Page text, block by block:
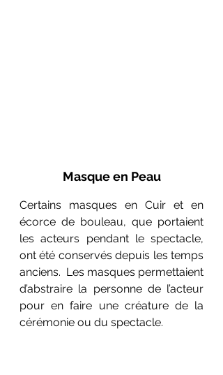
Masque en Peau
Certains masques en Cuir et en
écorce de bouleau, que portaient
les acteurs pendant le spectacle,
ont été conservés depuis les temps
anciens.  Les masques permettaient
d’abstraire la personne de l’acteur
pour en faire une créature de la
cérémonie ou du spectacle.